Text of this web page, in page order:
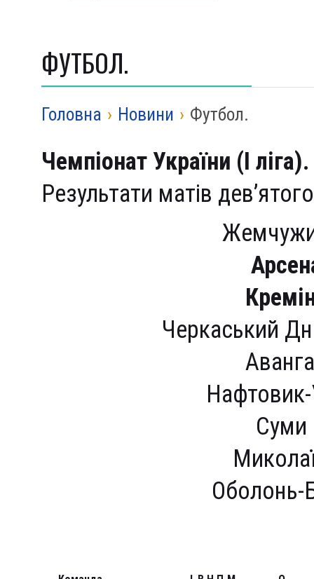
ФУТБОЛ.
Головна › Новини › Футбол.
Чемпіонат України (І ліга).
Результати матів
Черкаський
Оболонь-